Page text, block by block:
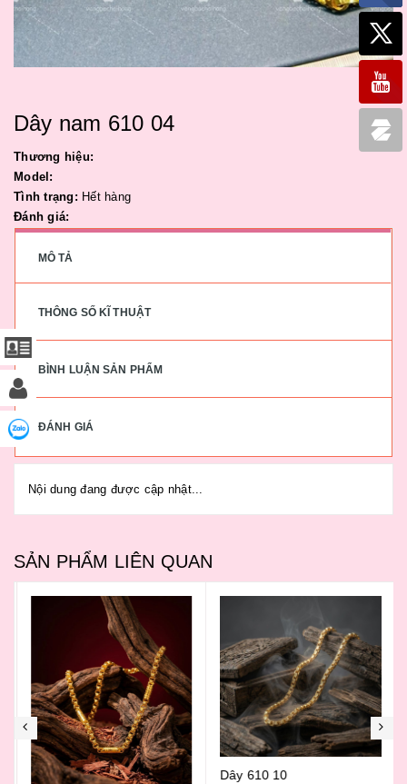
Dây nam 610 04
Thương hiệu:
Model:
Tình trạng: Hết hàng
Đánh giá:
MÔ TẢ
THÔNG SỐ KĨ THUẬT
BÌNH LUẬN SẢN PHẨM
ĐÁNH GIÁ
Nội dung đang được cập nhật...
SẢN PHẨM LIÊN QUAN
Dây 610 10